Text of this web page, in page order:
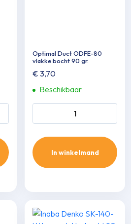
Optimal Duct ODFE-80
vlakke bocht 90 gr.
€ 3,70
Beschikbaar
In winkelmand